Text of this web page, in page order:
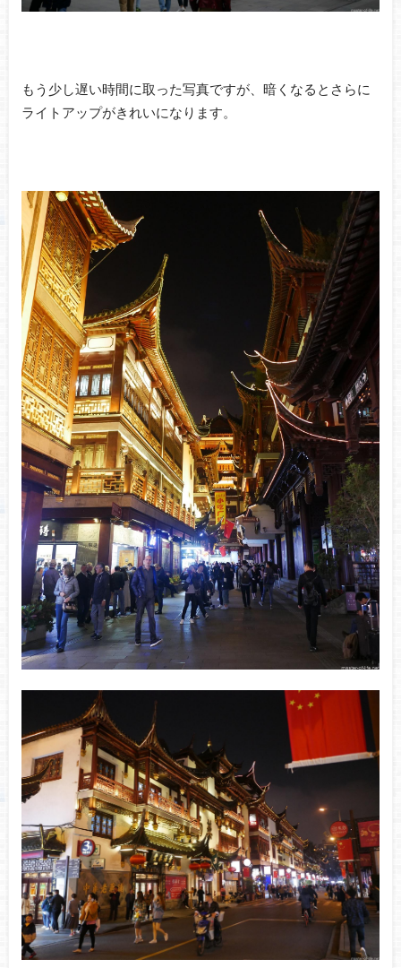
もう少し遅い時間に取った写真ですが、暗くなるとさらに
ライトアップがきれいになります。